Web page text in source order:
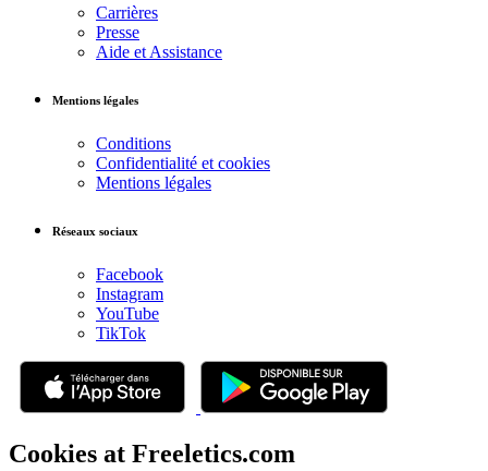
Carrières
Presse
Aide et Assistance
Mentions légales
Conditions
Confidentialité et cookies
Mentions légales
Réseaux sociaux
Facebook
Instagram
YouTube
TikTok
Cookies at Freeletics.com